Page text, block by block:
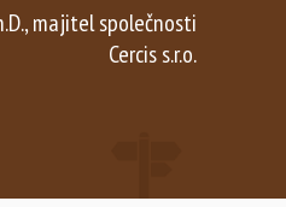
majitel společnosti
Cercis s.r.o.